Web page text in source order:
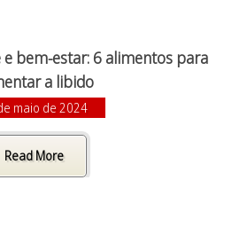
bem-estar: 6 alimentos para
a libido
maio de 2024
Read More